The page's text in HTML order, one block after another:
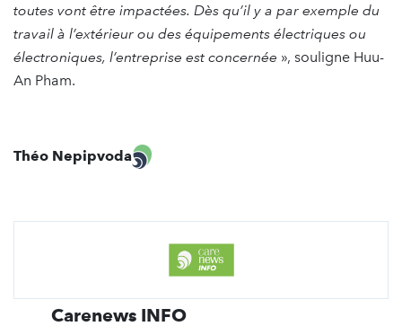
toutes vont être impactées. Dès qu’il y a par exemple du
travail à l’extérieur ou des équipements électriques ou
électroniques, l’entreprise est concernée », souligne Huu-
An Pham.
Théo Nepipvoda
Carenews INFO